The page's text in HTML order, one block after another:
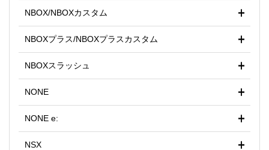
NBOX/NBOXカスタム
NBOXプラス/NBOXプラスカスタム
NBOXスラッシュ
NONE
NONE e:
NSX